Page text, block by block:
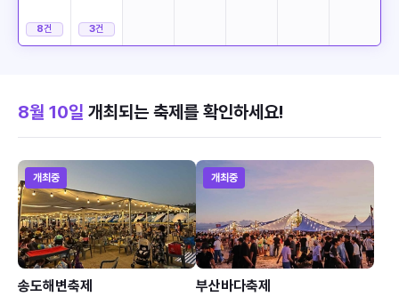
8건 3건
8월 10일 개최되는 축제를 확인하세요!
개최중
송도해변축제
개최중
부산바다축제